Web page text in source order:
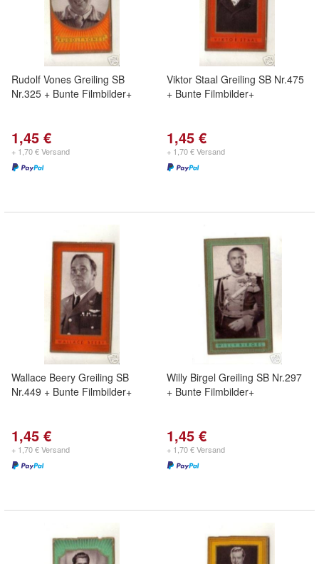
Rudolf Vones Greiling SB
Nr.325 + Bunte Filmbilder+
1,45 €
+ 1,70 € Versand
Viktor Staal Greiling SB Nr.475
+ Bunte Filmbilder+
1,45 €
+ 1,70 € Versand
Wallace Beery Greiling SB
Nr.449 + Bunte Filmbilder+
1,45 €
+ 1,70 € Versand
Willy Birgel Greiling SB Nr.297
+ Bunte Filmbilder+
1,45 €
+ 1,70 € Versand